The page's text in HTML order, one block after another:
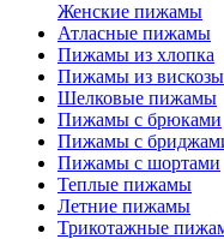
Женские пижамы
Атласные пижамы
Пижамы из хлопка
Пижамы из вискозы
Шелковые пижамы
Пижамы с брюками
Пижамы с
Пижамы с шортами
Теплые пижамы
Летние пижамы
Трикотажные